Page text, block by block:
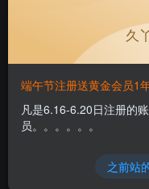
欢迎大家无偿赞助！
特色复古端《轮回
久丫丫
久
端午节注册送黄金会员1
凡是6.16-6.20日注册的
员。。。。。。
之前站